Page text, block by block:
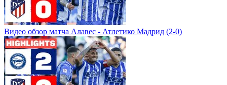
Видео обзор матча Алавес - Атлетико Мадрид (2-0)